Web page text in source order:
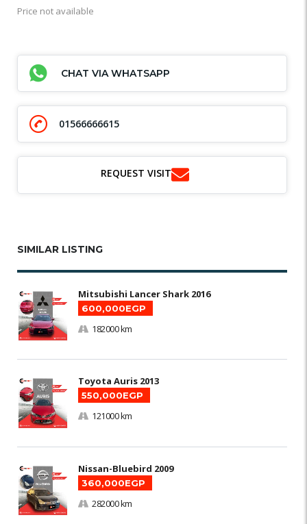
Price not available
CHAT VIA WHATSAPP
01566666615
REQUEST VISIT
SIMILAR LISTING
Mitsubishi Lancer Shark 2016
600,000EGP
182000 km
Toyota Auris 2013
550,000EGP
121000 km
Nissan-Bluebird 2009
360,000EGP
282000 km